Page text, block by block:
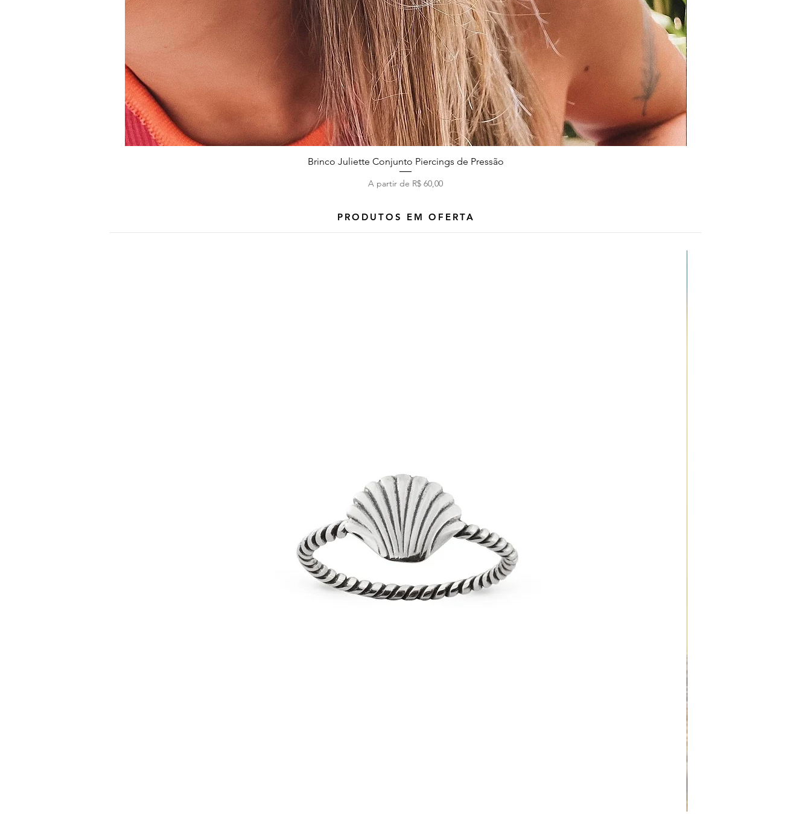
Visualização rápida
Brinco Juliette Conjunto Piercings de Pressão
A partir de R$ 60,00
Preço promocional
PRODUTOS EM OFERTA